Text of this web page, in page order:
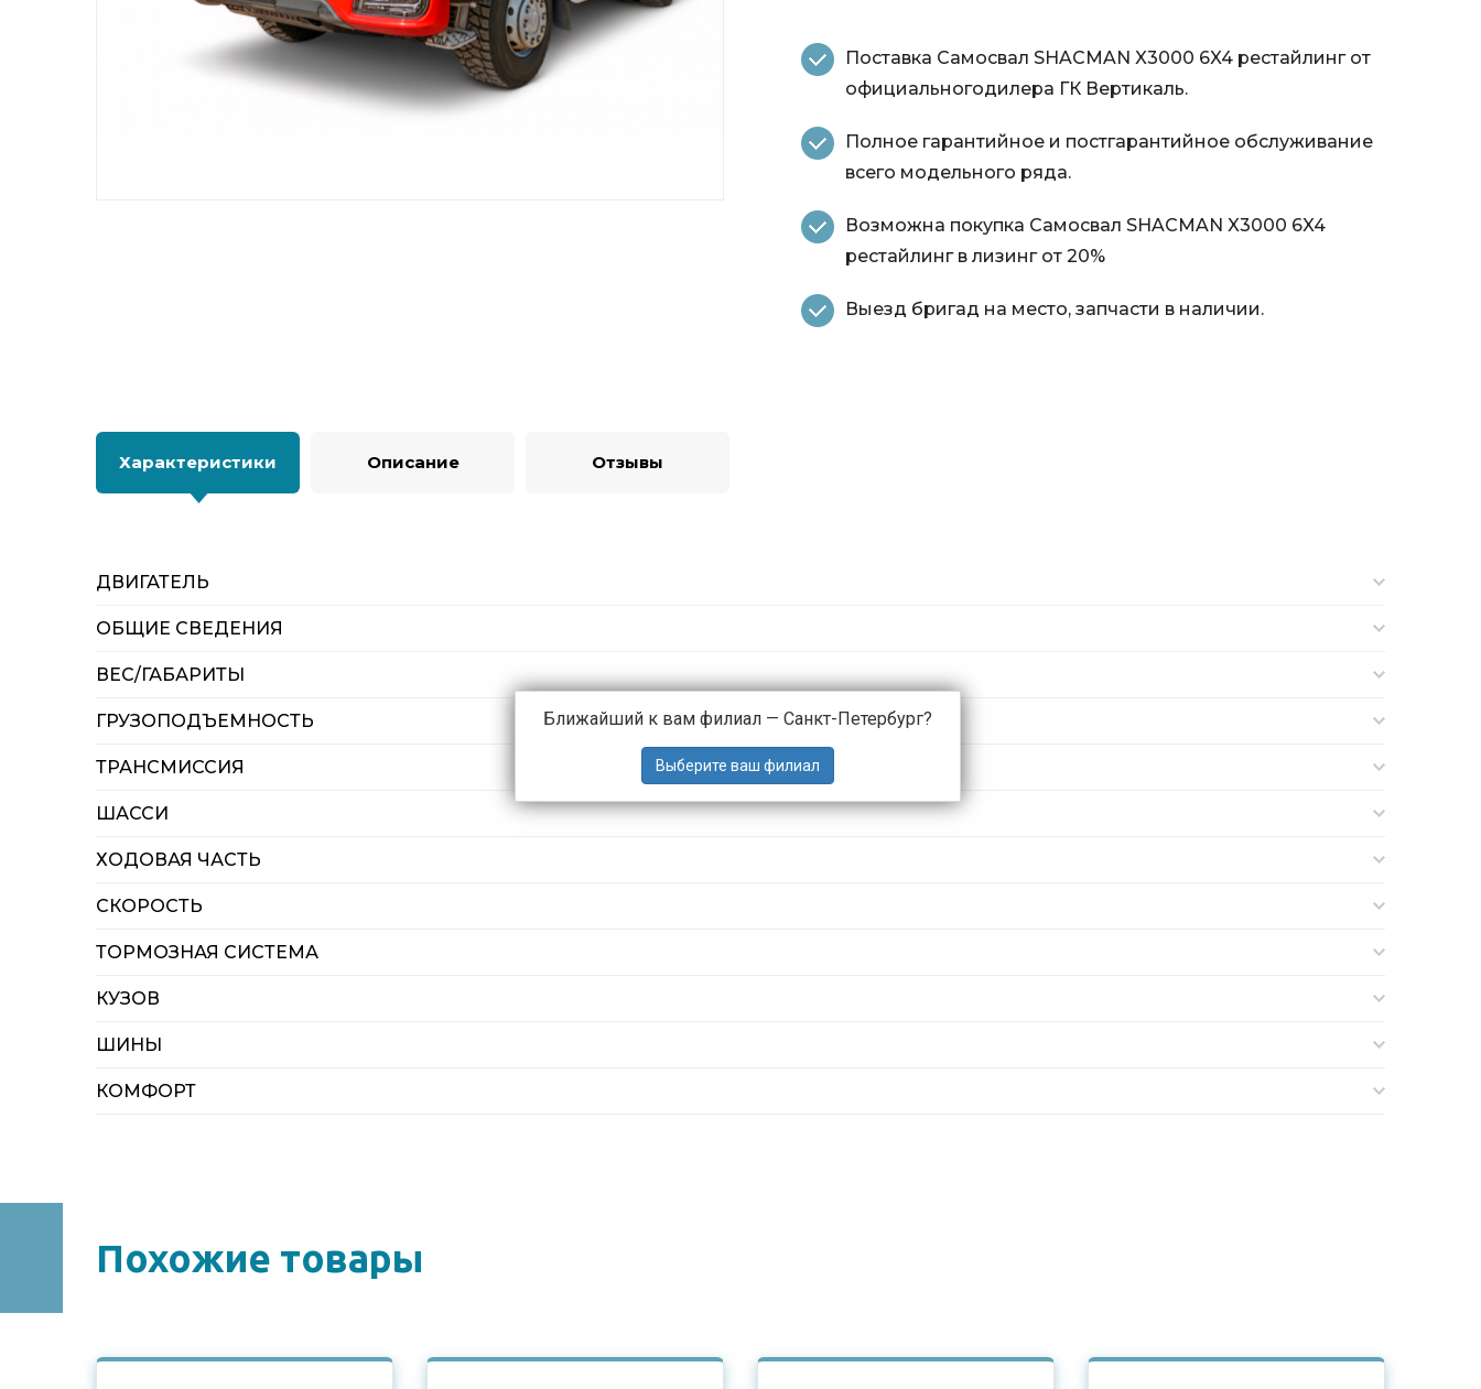
Ближайший к вам филиал — Санкт-Петербург?
Поставка Самосвал SHACMAN X3000 6X4 рестайлинг от
официальногодилера ГК Вертикаль.
Полное гарантийное и постгарантийное обслуживание
всего модельного ряда.
Возможна покупка Самосвал SHACMAN X3000 6X4
рестайлинг в лизинг от 20%
Выезд бригад на место, запчасти в наличии.
Характеристики Описание Отзывы
ДВИГАТЕЛЬ
ОБЩИЕ СВЕДЕНИЯ
ВЕС/ГАБАРИТЫ
ГРУЗОПОДЪЕМНОСТЬ
ТРАНСМИССИЯ
ШАССИ
ХОДОВАЯ ЧАСТЬ
СКОРОСТЬ
ТОРМОЗНАЯ СИСТЕМА
КУЗОВ
ШИНЫ
КОМФОРТ
Похожие товары